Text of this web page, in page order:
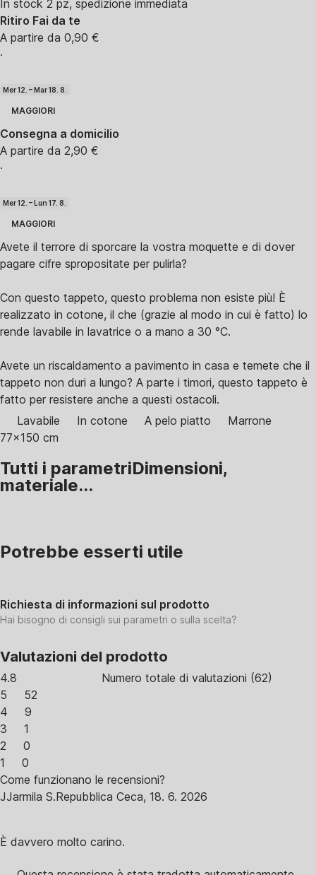
In stock 2 pz, spedizione immediata
Ritiro Fai da te
A partire da 0,90 €
·
Mer 12. – Mar 18. 8.
MAGGIORI
Consegna a domicilio
A partire da 2,90 €
·
Mer 12. – Lun 17. 8.
MAGGIORI
Avete il terrore di sporcare la vostra moquette e di dover
pagare cifre spropositate per pulirla?
Con questo tappeto, questo problema non esiste più! È
realizzato in cotone, il che (grazie al modo in cui è fatto) lo
rende lavabile in lavatrice o a mano a 30 °C.
Avete un riscaldamento a pavimento in casa e temete che il
tappeto non duri a lungo? A parte i timori, questo tappeto è
fatto per resistere anche a questi ostacoli.
Lavabile
In cotone A pelo piatto
Marrone
77x150 cm
Tutti i parametriDimensioni,
materiale...
Potrebbe esserti utile
Richiesta di informazioni sul prodotto
Hai bisogno di consigli sui parametri o sulla scelta?
Valutazioni del prodotto
4.8 Numero totale di valutazioni (62)
5
52
4
9
3
1
2
0
1
0
Come funzionano le recensioni?
JJarmila S.Repubblica Ceca, 18. 6. 2026
È davvero molto carino.